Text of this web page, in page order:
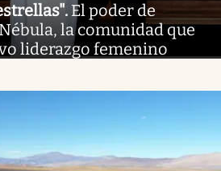
. El poder de
la comunidad que
liderazgo femenino